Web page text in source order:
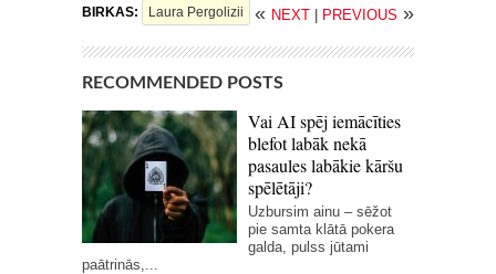
BIRKAS: Laura Pergolizii « NEXT PREVIOUS »
RECOMMENDED POSTS
Vai AI spēj iemācīties
blefot labāk nekā
pasaules labākie kāršu
spēlētāji?
Uzbursim ainu – sēžot
pie samta klātā pokera
galda, pulss jūtami
paātrinās,...